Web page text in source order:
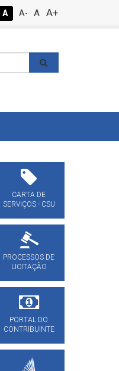
A A- A A+
CARTA DE
SERVIÇOS - CSU
PROCESSOS DE
LICITAÇÃO
PORTAL DO
CONTRIBUINTE